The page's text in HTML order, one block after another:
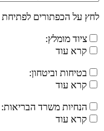
לחץ על הכפתורים
ציוד מומלץ:
קרא עוד
בטיחות וביטחון:
קרא עוד
הנחיות משרד הבריאות:
קרא עוד